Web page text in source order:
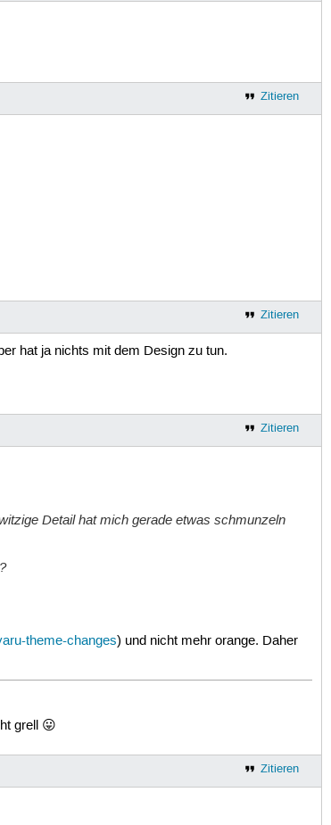
Zitieren
Zitieren
hat ja nichts mit dem Design zu tun.
Zitieren
Detail hat mich gerade etwas schmunzeln
theme-changes) und nicht mehr orange. Daher
grell 😛
Zitieren